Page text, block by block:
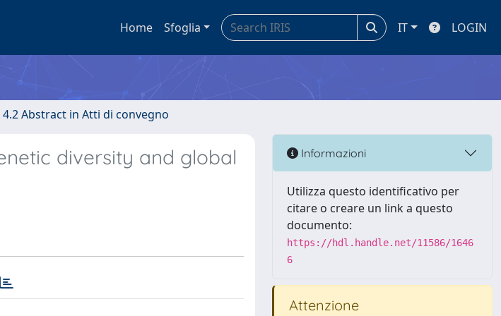
Home Sfoglia IT LOGIN
4.2 Abstract in Atti di convegno
diversity and global
Informazioni
Utilizza questo identificativo per
citare o creare un link a questo
documento:
https://hdl.handle.net/11586/1646
6
Attenzione